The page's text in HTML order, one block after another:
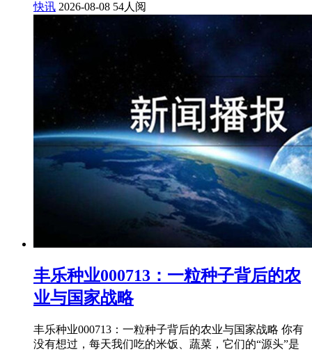
快讯 2026-08-08 54人阅
丰乐种业000713：一粒种子背后的农
业与国家战略
丰乐种业000713：一粒种子背后的农业与国家战略 你有
没有想过，每天我们吃的米饭、蔬菜，它们的“源头”是